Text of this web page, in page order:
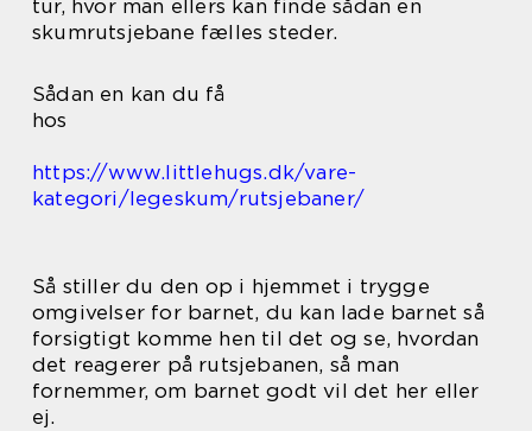
tur, hvor man ellers kan finde sådan en
skumrutsjebane fælles steder.
Sådan en kan du få
hos
https://www.littlehugs.dk/vare-
kategori/legeskum/rutsjebaner/
Så stiller du den op i hjemmet i trygge
omgivelser for barnet, du kan lade barnet så
forsigtigt komme hen til det og se, hvordan
det reagerer på rutsjebanen, så man
fornemmer, om barnet godt vil det her eller
ej.